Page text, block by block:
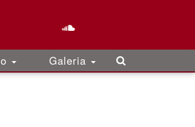
Galeria